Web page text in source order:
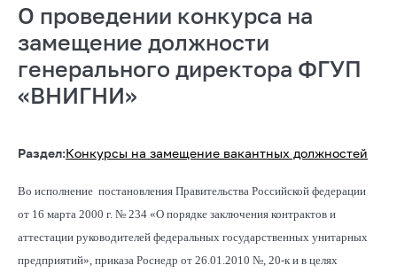
О проведении конкурса на
замещение должности
генерального директора ФГУП
«ВНИГНИ»
Раздел:Конкурсы на замещение вакантных должностей
Во исполнение постановления Правительства Российской федерации
от 16 марта 2000 г. № 234 «О порядке заключения контрактов и
аттестации руководителей федеральных государственных унитарных
предприятий», приказа Роснедр от 26.01.2010 №, 20-к и в целях